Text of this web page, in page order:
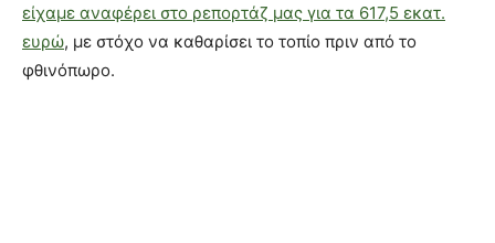
είχαμε αναφέρει στο ρεπορτάζ μας για τα 617,5 εκατ.
ευρώ, με στόχο να καθαρίσει το τοπίο πριν από το
φθινόπωρο.